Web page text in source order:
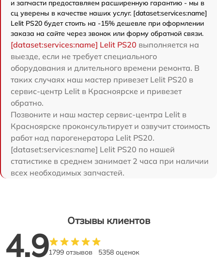
и запчасти предоставляем расширенную гарантию - мы в
сц уверены в качестве наших услуг. [dataset:services:name]
Lelit PS20 будет стоить на -15% дешевле при оформлении
заказа на сайте через звонок или форму обратной связи.
[dataset:services:name] Lelit PS20 выполняется на
выезде, если не требует специального
оборудования и длительного времени ремонта. В
таких случаях наш мастер привезет Lelit PS20 в
сервис-центр Lelit в Красноярске и привезет
обратно.
Позвоните и наш мастер сервис-центра Lelit в
Красноярске проконсультирует и озвучит стоимость
работ над парогенератора Lelit PS20.
[dataset:services:name] Lelit PS20 по нашей
статистике в среднем занимает 2 часа при наличии
всех необходимых запчастей.
Отзывы клиентов
4.91799 отзывов 5358 оценок